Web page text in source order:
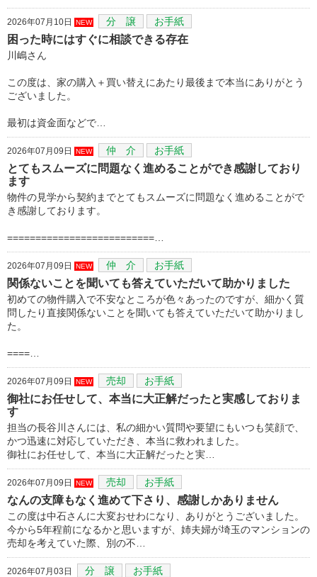
2026年07月10日 NEW 分 譲 お手紙
困った時にはすぐに相談できる存在
川嶋さん
この度は、家の購入＋買い替えにあたり最後まで本当にありがとう
ございました。
最初は資金面などで…
2026年07月09日 NEW 仲 介 お手紙
とてもスムーズに問題なく進めることができ感謝しており
ます
物件の見学から契約までとてもスムーズに問題なく進めることがで
き感謝しております。
==========================…
2026年07月09日 NEW 仲 介 お手紙
関係ないことを聞いても答えていただいて助かりました
初めての物件購入で不安なところが色々あったのですが、細かく質
問したり直接関係ないことを聞いても答えていただいて助かりまし
た。
====…
2026年07月09日 NEW 売却 お手紙
御社にお任せして、本当に大正解だったと実感しておりま
す
担当の長谷川さんには、私の細かい質問や要望にもいつも笑顔で、
かつ迅速に対応していただき、本当に救われました。
御社にお任せして、本当に大正解だったと実…
2026年07月09日 NEW 売却 お手紙
なんの支障もなく進めて下さり、感謝しかありません
この度は中石さんに大変おせわになり、ありがとうございました。
今から5年程前になるかと思いますが、姉夫婦が埼玉のマンションの
売却を考えていた際、別の不…
2026年07月03日 分 譲 お手紙